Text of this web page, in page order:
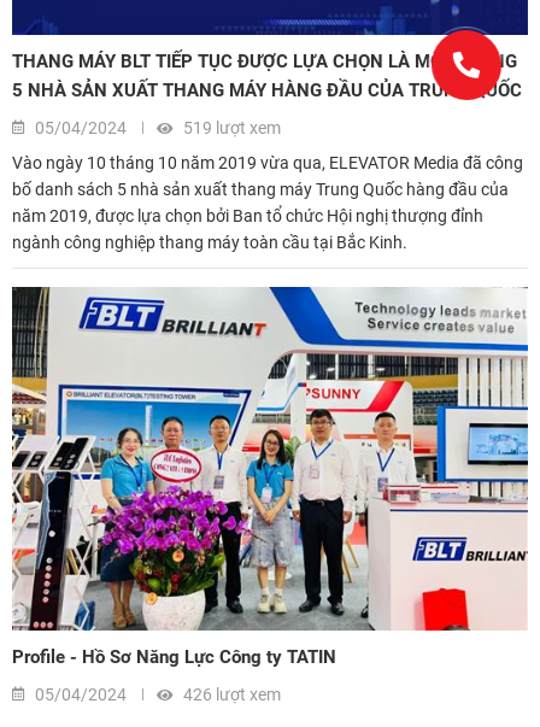
THANG MÁY BLT TIẾP TỤC ĐƯỢC LỰA CHỌN LÀ MỘT TRONG
5 NHÀ SẢN XUẤT THANG MÁY HÀNG ĐẦU CỦA TRUNG QUỐC
05/04/2024
519 lượt xem
Vào ngày 10 tháng 10 năm 2019 vừa qua, ELEVATOR Media đã công
bố danh sách 5 nhà sản xuất thang máy Trung Quốc hàng đầu của
năm 2019, được lựa chọn bởi Ban tổ chức Hội nghị thượng đỉnh
ngành công nghiệp thang máy toàn cầu tại Bắc Kinh.
Profile - Hồ Sơ Năng Lực Công ty TATIN
05/04/2024 426 lượt xem